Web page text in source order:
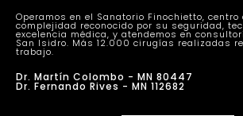
Operamos en el Sanatorio Finochietto, centro
complejidad reconocido por su seguridad,
excelencia médica, y atendemos en
San Isidro. Más 12.000 cirugías realizadas
trabajo.
Dr. Martín Colombo - MN 80447
Dr. Fernando Rives - MN 112682